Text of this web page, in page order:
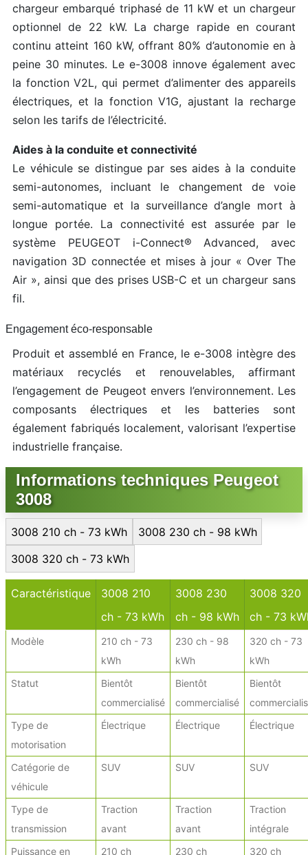
chargeur embarqué triphasé de 11 kW et un chargeur
optionnel de 22 kW. La charge rapide en courant
continu atteint 160 kW, offrant 80% d’autonomie en à
peine 30 minutes. Le e-3008 innove également avec
la fonction V2L, qui permet d’alimenter des appareils
électriques, et la fonction V1G, ajustant la recharge
selon les tarifs de l’électricité.
Aides à la conduite et connectivité
Le véhicule se distingue par ses aides à la conduite
semi-autonomes, incluant le changement de voie
semi-automatique et la surveillance d’angle mort à
longue portée. La connectivité est assurée par le
système PEUGEOT i-Connect® Advanced, avec
navigation 3D connectée et mises à jour « Over The
Air », ainsi que des prises USB-C et un chargeur sans
fil.
Engagement éco-responsable
Produit et assemblé en France, le e-3008 intègre des
matériaux recyclés et renouvelables, affirmant
l’engagement de Peugeot envers l’environnement. Les
composants électriques et les batteries sont
également fabriqués localement, valorisant l’expertise
industrielle française.
Informations techniques Peugeot
3008
3008 210 ch - 73 kWh
3008 230 ch - 98 kWh
3008 320 ch - 73 kWh
Caractéristique
3008 210
ch - 73 kWh
3008 230
ch - 98 kWh
3008 320
ch - 73
Modèle
210 ch - 73
kWh
230 ch - 98
kWh
320 ch - 73
kWh
Statut
Bientôt
commercialisé
Bientôt
commercialisé
Bientôt
Type de
motorisation
Électrique Électrique Électrique
Catégorie de
véhicule
SUV SUV SUV
Type de
transmission
Traction
avant
Traction
avant
Traction
intégrale
Puissance en
210 ch 230 ch 320 ch